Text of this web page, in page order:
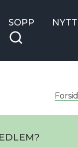
SOPP